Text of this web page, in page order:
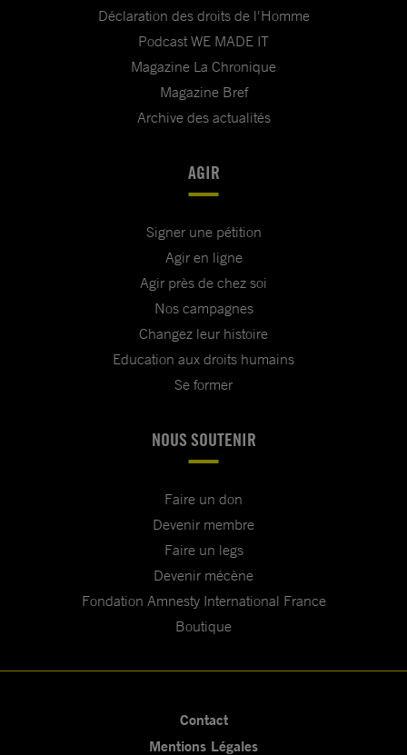
Déclaration des droits de l'Homme
Podcast WE MADE IT
Magazine La Chronique
Magazine Bref
Archive des actualités
AGIR
Signer une pétition
Agir en ligne
Agir près de chez soi
Nos campagnes
Changez leur histoire
Education aux droits humains
Se former
NOUS SOUTENIR
Faire un don
Devenir membre
Faire un legs
Devenir mécène
Fondation Amnesty International France
Boutique
Contact
Mentions Légales